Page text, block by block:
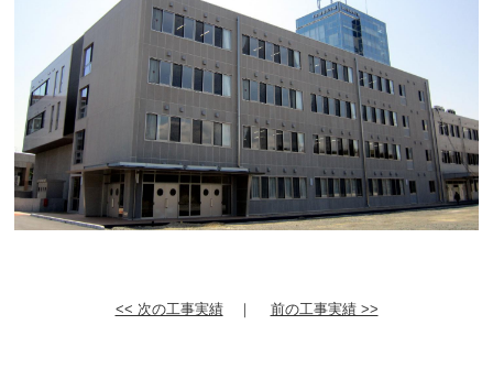
<< 次の工事実績｜ 前の工事実績 >>